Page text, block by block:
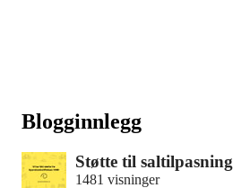
Blogginnlegg
Støtte til saltilpasning
1481 visninger